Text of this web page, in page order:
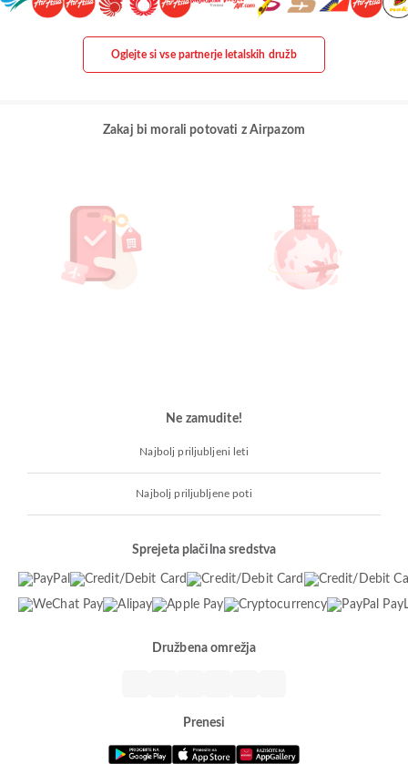
Oglejte si vse partnerje letalskih družb
Zakaj bi morali potovati z Airpazom
Ne zamudite!
Najbolj priljubljeni leti
Najbolj priljubljene poti
Sprejeta plačilna sredstva
Družbena omrežja
Prenesi